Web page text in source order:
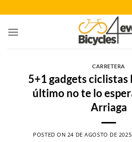
al
contenido
CARRETERA
5+1 gadgets
último no te lo
Arriaga
POSTED ON 24 DE AGOSTO DE 2025